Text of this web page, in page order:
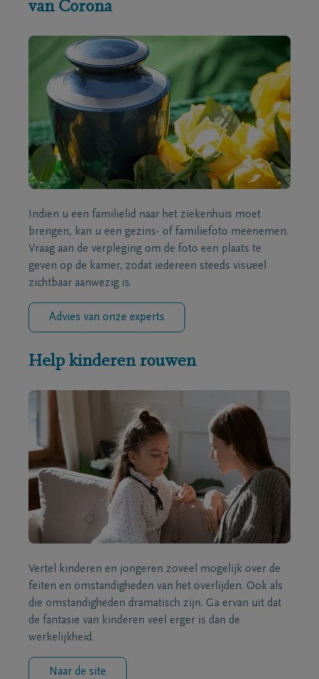
van Corona
Indien u een familielid naar het ziekenhuis moet
brengen, kan u een gezins- of familiefoto meenemen.
Vraag aan de verpleging om de foto een plaats te
geven op de kamer, zodat iedereen steeds visueel
zichtbaar aanwezig is.
Advies van onze experts
Help kinderen rouwen
Vertel kinderen en jongeren zoveel mogelijk over de
feiten en omstandigheden van het overlijden. Ook als
die omstandigheden dramatisch zijn. Ga ervan uit dat
de fantasie van kinderen veel erger is dan de
werkelijkheid.
Naar de site